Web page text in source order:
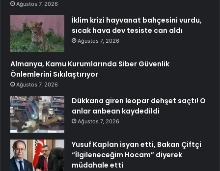
Ağustos 7, 2026
İklim krizi hayvanat bahçesini vurdu,
sıcak hava dev tesiste can aldı
Ağustos 7, 2026
Almanya, Kamu Kurumlarında Siber Güvenlik
Önlemlerini Sıkılaştırıyor
Ağustos 7, 2026
Dükkana giren leopar dehşet saçtı! O
anlar anbean kaydedildi
Ağustos 7, 2026
Yusuf Kaplan isyan etti, Bakan Çiftçi
“İlgileneceğim Hocam” diyerek
müdahale etti